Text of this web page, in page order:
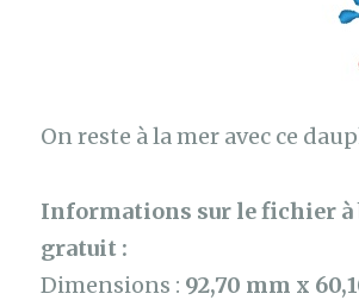
On reste à la mer avec ce
Informations sur le fichier à
gratuit :
Dimensions : 92,70 mm x